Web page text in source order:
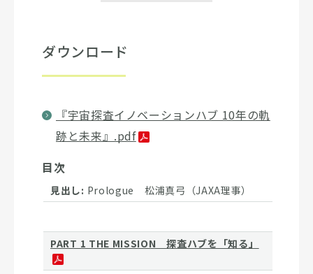
ダウンロード
『宇宙探査イノベーションハブ 10年の軌
跡と未来』.pdf
目次
Prologue 松浦真弓（JAXA理事）
PART 1 THE MISSION 探査ハブを「知る」